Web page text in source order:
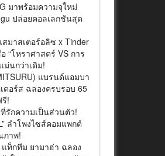
มาพร้อมความจุใหม่
ปล่อยคอลเลกชันสุด
มาสเตอร์อลิซ x Tinder
“โหราศาสตร์ VS การ
ม่นกว่าเดิม!
แบรนด์แอมบา
ตอร์ส ฉลองครบรอบ 65
!
ที่รักความเป็นส่วนตัว!
ลำโพงไซส์คอมแพกต์
ภาพ!
ท็กทีม ยามาฮ่า ฉลอง